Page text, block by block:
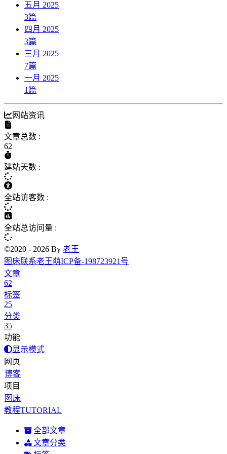
五月 2025
3篇
四月 2025
3篇
三月 2025
7篇
一月 2025
1篇
网站资讯
文章总数 :
62
建站天数 :
全站访客数 :
全站总访问量 :
©2020 - 2026 By 老王
图床联系老王萌ICP备-198723921号
文章
62
标签
25
分类
35
功能
显示模式
网页
博客
项目
图床
教程TUTORIAL
全部文章
文章分类